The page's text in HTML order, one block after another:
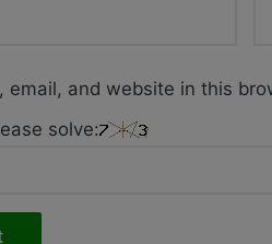
email, and website in this
solve: